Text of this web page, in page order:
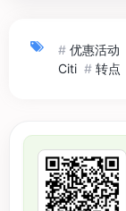
# 优惠活动
Citi # 转点